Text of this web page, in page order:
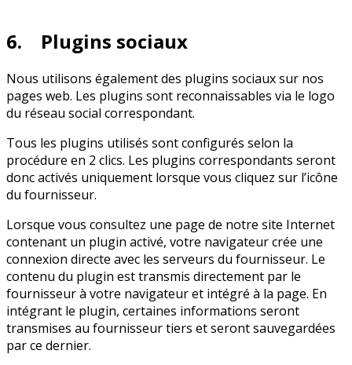
6. Plugins sociaux
Nous utilisons également des plugins sociaux sur nos
pages web. Les plugins sont reconnaissables via le logo
du réseau social correspondant.
Tous les plugins utilisés sont configurés selon la
procédure en 2 clics. Les plugins correspondants seront
donc activés uniquement lorsque vous cliquez sur l’icône
du fournisseur.
Lorsque vous consultez une page de notre site Internet
contenant un plugin activé, votre navigateur crée une
connexion directe avec les serveurs du fournisseur. Le
contenu du plugin est transmis directement par le
fournisseur à votre navigateur et intégré à la page. En
intégrant le plugin, certaines informations seront
transmises au fournisseur tiers et seront sauvegardées
par ce dernier.